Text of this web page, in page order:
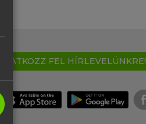
IRATKOZZ FEL HÍRLEVELÜNKRE!